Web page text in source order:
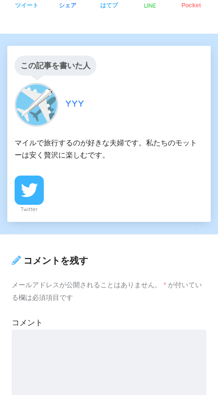
ツイート シェア はてブ LINE Pocket
この記事を書いた人
YYY
マイルで旅行するのが好きな夫婦です。私たちのモット
ーは安く贅沢に楽しむです。
Twitter
コメントを残す
メールアドレスが公開されることはありません。 * が付いてい
る欄は必須項目です
コメント